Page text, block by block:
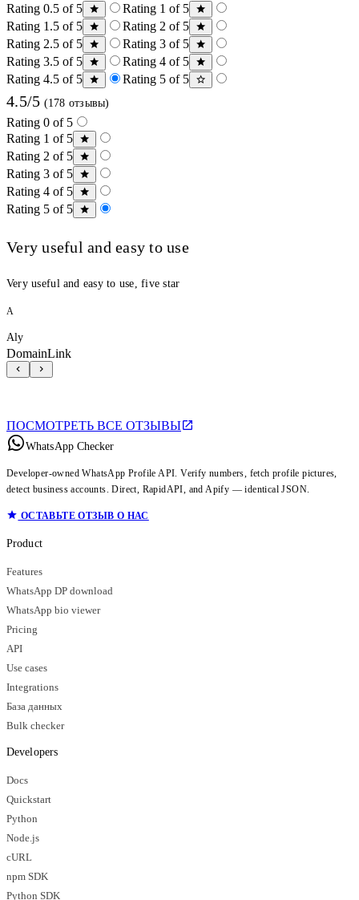
Rating 0.5 of 5
Rating 1 of 5
Rating 1.5 of 5
Rating 2 of 5
Rating 2.5 of 5
Rating 3 of 5
Rating 3.5 of 5
Rating 4 of 5
Rating 4.5 of 5
Rating 5 of 5
4.5/5 (178 отзывы)
Rating 0 of 5
Rating 1 of 5
Rating 2 of 5
Rating 3 of 5
Rating 4 of 5
Rating 5 of 5
Very useful and easy to use
Very useful and easy to use, five star
A
Aly
DomainLink
ПОСМОТРЕТЬ ВСЕ ОТЗЫВЫ
WhatsApp Checker
Developer-owned WhatsApp Profile API. Verify numbers, fetch profile pictures,
detect business accounts. Direct, RapidAPI, and Apify — identical JSON.
ОСТАВЬТЕ ОТЗЫВ О НАС
Product
Features
WhatsApp DP download
WhatsApp bio viewer
Pricing
API
Use cases
Integrations
База данных
Bulk checker
Developers
Docs
Quickstart
Python
Node.js
cURL
npm SDK
Python SDK